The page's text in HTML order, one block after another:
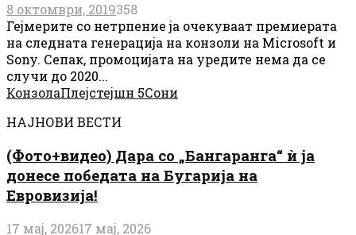
8 октомври, 2019358
Гејмерите со нетрпение ја очекуваат премиерата
на следната генерација на конзоли на Microsoft и
Sony. Сепак, промоцијата на уредите нема да се
случи до 2020...
КонзолаПлејстејшн 5Сони
НАЈНОВИ ВЕСТИ
(Фото+видео) Дара со „Бангаранга“ ѝ ја
донесе победата на Бугарија на
Евровизија!
17 мај, 202617 мај, 2026